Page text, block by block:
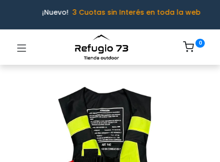
¡Nuevo! 3 Cuotas sin Interés en toda la web
0